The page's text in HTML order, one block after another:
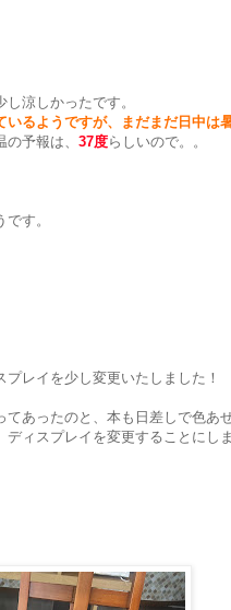
涼しかったです。
るようですが、まだまだ日中は
予報は、 37度らしいので。。
す。
レイを少し変更いたしました！
てあったのと、本も日差しで色あ
ィスプレイを変更することにしま